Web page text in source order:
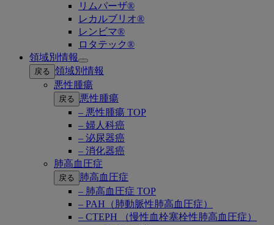
リムパーザ®
レカルブリオ®
レンビマ®
ロタテック®
領域別情報
Open
submenu
戻る 領域別情報
悪性腫瘍
戻る
悪性腫瘍
– 悪性腫瘍 TOP
– 婦人科癌
– 泌尿器癌
– 消化器癌
肺高血圧症
戻る
肺高血圧症
– 肺高血圧症 TOP
– PAH（肺動脈性肺高血圧症）
– CTEPH （慢性血栓塞栓性肺高血圧症）